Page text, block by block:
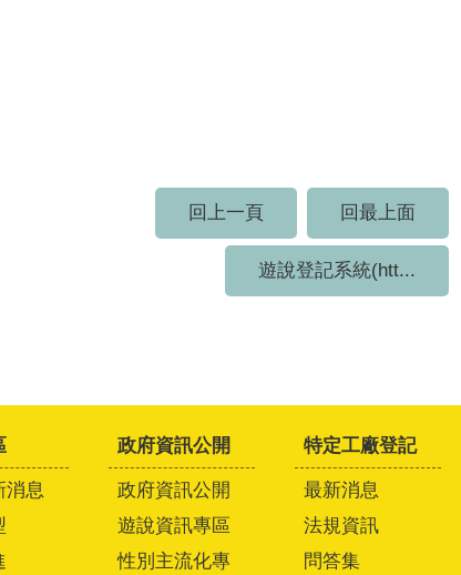
回上一頁
回最上面
遊說登記系統(htt...
消息
政府資訊公開
政府資訊公開
遊說資訊專區
性別主流化專
特定工廠登記
最新消息
法規資訊
問答集